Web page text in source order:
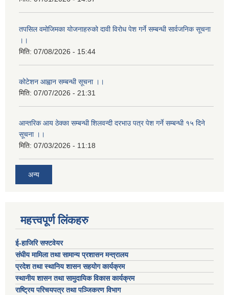
तपसिल वमोजिमका योजनाहरुको दावी विरोध पेश गर्ने सम्बन्धी सार्वजनिक सूचना
।।
मिति: 07/08/2026 - 15:44
कोटेशन आह्वान सम्बन्धी सूचना ।।
मिति: 07/07/2026 - 21:31
आन्तरिक आय ठेक्का सम्बन्धी शिलवन्दी दरभाउ पत्र पेश गर्ने सम्बन्धी १५ दिने
सूचना ।।
मिति: 07/03/2026 - 11:18
अन्य
महत्त्वपूर्ण लिंकहरु
ई-हाजिरि सफ्टवेयर
संघीय मामिला तथा सामान्य प्रशासन मन्त्रालय
प्रदेश तथा स्थानिय शासन सहयोग कार्यक्रम
स्थानीय शासन तथा सामुदायिक विकास कार्यक्रम
राष्ट्रिय परिचयपत्र तथा पञ्जिकरण विभाग